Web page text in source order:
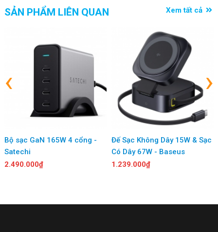
Hình Ảnh Cáp Mạng LAN Flat Cat.7
VENTION ICA (Flat Cable, 10Gbps)
SẢN PHẨM LIÊN QUAN Xem tất cả
Bộ sạc GaN 165W 4 cổng -
Satechi
2.490.000₫
Đế Sạc Không Dây 15W & Sạc
Có Dây 67W - Baseus
1.239.000₫
‹ ›